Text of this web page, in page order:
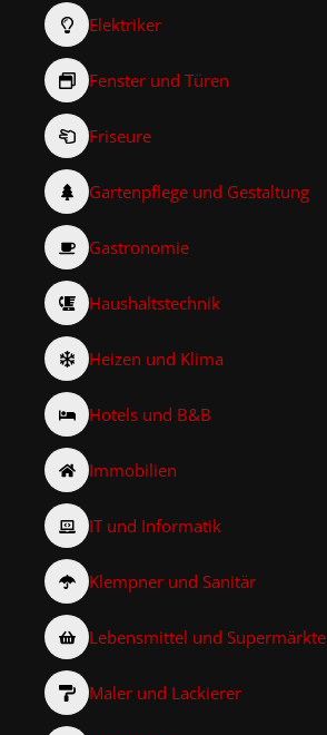
Elektriker
Fenster und Türen
Friseure
Gartenpflege und Gestaltung
Gastronomie
Haushaltstechnik
Heizen und Klima
Hotels und B&B
Immobilien
IT und Informatik
Klempner und Sanitär
Lebensmittel und Supermärkte
Maler und Lackierer